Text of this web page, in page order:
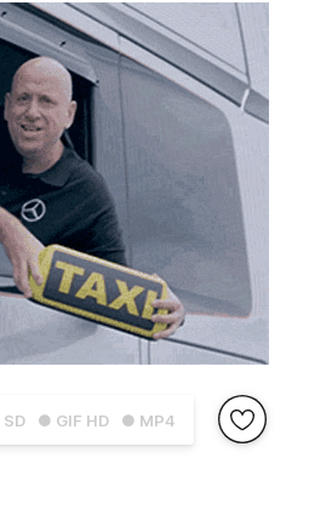
● GIF HD ● MP4